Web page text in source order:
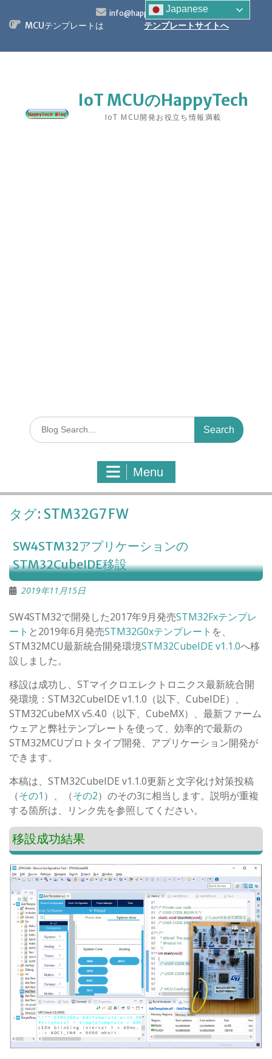
info@happytech.jp
MCUテンプレートは テンプレートサイトへ
IoT MCUのHappyTech
IoT MCU開発お役立ち情報満載
S
e
o
Menu
タグ: STM32G7 FW
SW4STM32アプリケーションの
STM32CubeIDE移設
2019年11月15日
SW4STM32で開発した2017年9月発売STM32Fxテンプレ
ート と2019年6月発売STM32G0xテンプレート を、
STM32MCU最新統合開発環境STM32CubeIDE v1.1.0へ移
設しました。
移設は成功し、STマイクロエレクトロニクス最新統合開
発環境：STM32CubeIDE v1.1.0（以下、CubeIDE）、
STM32CubeMX v5.4.0（以下、CubeMX）、最新ファーム
ウェアと弊社テンプレートを使って、効率的で最新の
STM32MCUプロトタイプ開発、アプリケーション開発が
できます。
本稿は、STM32CubeIDE v1.1.0更新と文字化け対策投稿
（その1 ）、（その2）のその3に相当します。説明が重複
する箇所は、リンク先を参照してください。
移設成功結果
Japanese